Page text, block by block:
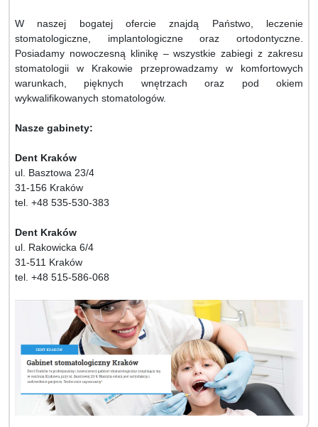
W naszej bogatej ofercie znajdą Państwo, leczenie
stomatologiczne, implantologiczne oraz ortodontyczne.
Posiadamy nowoczesną klinikę – wszystkie zabiegi z zakresu
stomatologii w Krakowie przeprowadzamy w komfortowych
warunkach, pięknych wnętrzach oraz pod okiem
wykwalifikowanych stomatologów.
Nasze gabinety:
Dent Kraków
ul. Basztowa 23/4
31-156 Kraków
tel. +48 535-530-383
Dent Kraków
ul. Rakowicka 6/4
31-511 Kraków
tel. +48 515-586-068